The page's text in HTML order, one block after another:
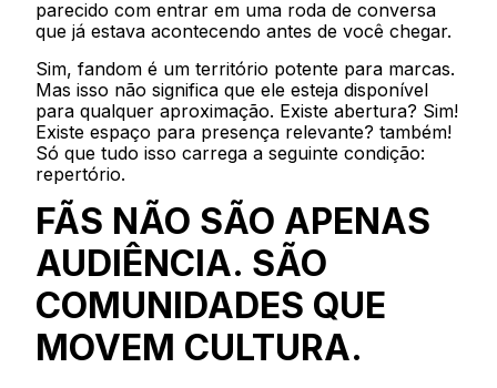
parecido com entrar em uma roda de conversa
que já estava acontecendo antes de você chegar.
Sim, fandom é um território potente para marcas.
Mas isso não significa que ele esteja disponível
para qualquer aproximação. Existe abertura? Sim!
Existe espaço para presença relevante? também!
Só que tudo isso carrega a seguinte condição:
repertório.
FÃS NÃO SÃO APENAS
AUDIÊNCIA. SÃO
COMUNIDADES QUE
MOVEM CULTURA.